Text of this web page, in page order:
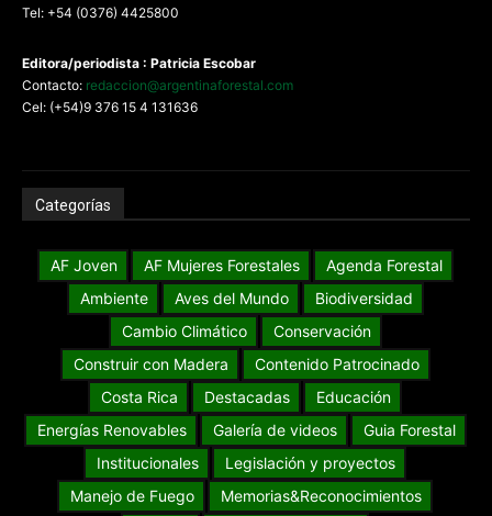
Tel: +54 (0376) 4425800
Editora/periodista : Patricia Escobar
Contacto: redaccion@argentinaforestal.com
Cel: (+54)9 376 15 4 131636
Categorías
AF Joven AF Mujeres Forestales
Agenda Forestal
Ambiente
Aves del Mundo
Biodiversidad
Cambio Climático
Conservación
Construir con Madera
Contenido Patrocinado
Costa Rica
Destacadas
Educación
Energías Renovables
Galería de videos
Guia Forestal
Institucionales
Legislación y proyectos
Manejo de Fuego
Memorias&Reconocimientos